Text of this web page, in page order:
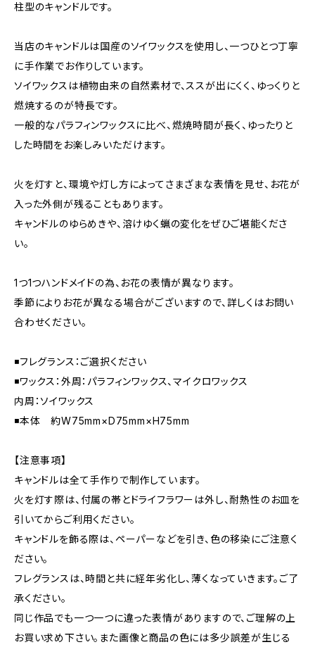
柱型のキャンドルです。
当店のキャンドルは国産のソイワックスを使用し、一つひとつ丁寧
に手作業でお作りしています。
ソイワックスは植物由来の自然素材で、ススが出にくく、ゆっくりと
燃焼するのが特長です。
一般的なパラフィンワックスに比べ、燃焼時間が長く、ゆったりと
した時間をお楽しみいただけます。
火を灯すと、環境や灯し方によってさまざまな表情を見せ、お花が
入った外側が残ることもあります。
キャンドルのゆらめきや、溶けゆく蝋の変化をぜひご堪能くださ
い。
1つ1つハンドメイドの為、お花の表情が異なります。
季節によりお花が異なる場合がございますので、詳しくはお問い
合わせください。
◾️フレグランス：ご選択ください
◾️ワックス：外周：パラフィンワックス、マイクロワックス
内周：ソイワックス
◾️本体 約W75mm×D75mm×H75mm
【注意事項】
キャンドルは全て手作りで制作しています。
火を灯す際は、付属の帯とドライフラワーは外し、耐熱性のお皿を
引いてからご利用ください。
キャンドルを飾る際は、ペーパーなどを引き、色の移染にご注意く
ださい。
フレグランスは、時間と共に経年劣化し、薄くなっていきます。ご了
承ください。
同じ作品でも一つ一つに違った表情がありますので、ご理解の上
お買い求め下さい。また画像と商品の色には多少誤差が生じる